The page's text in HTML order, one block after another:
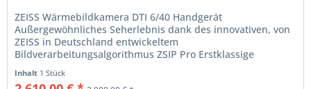
ZEISS Wärmebildkamera DTI 6/40 Handgerät
Außergewöhnliches Seherlebnis dank des innovativen, von
ZEISS in Deutschland entwickeltem
Bildverarbeitungsalgorithmus ZSIP Pro Erstklassige
Inhalt 1 Stück